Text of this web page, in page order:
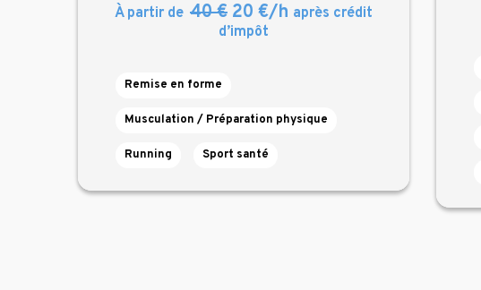
À partir de 40 €20 €/h après crédit
d’impôt
Remise en forme
Musculation / Préparation physique
Running Sport santé